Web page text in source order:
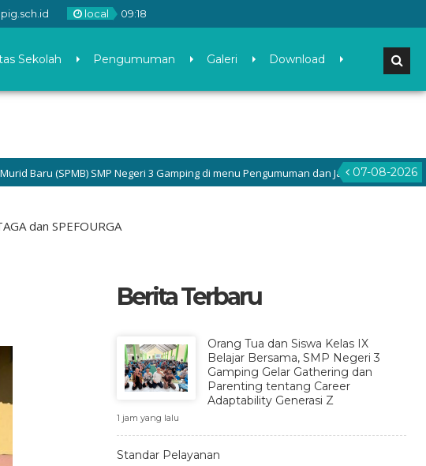
local 09:18
Sekolah Pengumuman Galeri Download
07-08-2026
SMP Negeri 3 Gamping di menu Pengumuman dan Jadilah bagian dari Generasi
dan SPEFOURGA
Berita Terbaru
Orang Tua dan Siswa Kelas IX
Belajar Bersama, SMP Negeri 3
Gamping Gelar Gathering dan
Parenting tentang Career
Adaptability Generasi Z
1 jam yang lalu
Standar Pelayanan